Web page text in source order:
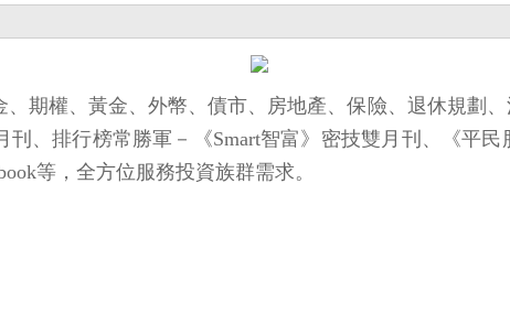
、期權、黃金、外幣、債市、房地產、保險、退休規
刊、排行榜常勝軍－《Smart智富》密技雙月刊、《平
等，全方位服務投資族群需求。